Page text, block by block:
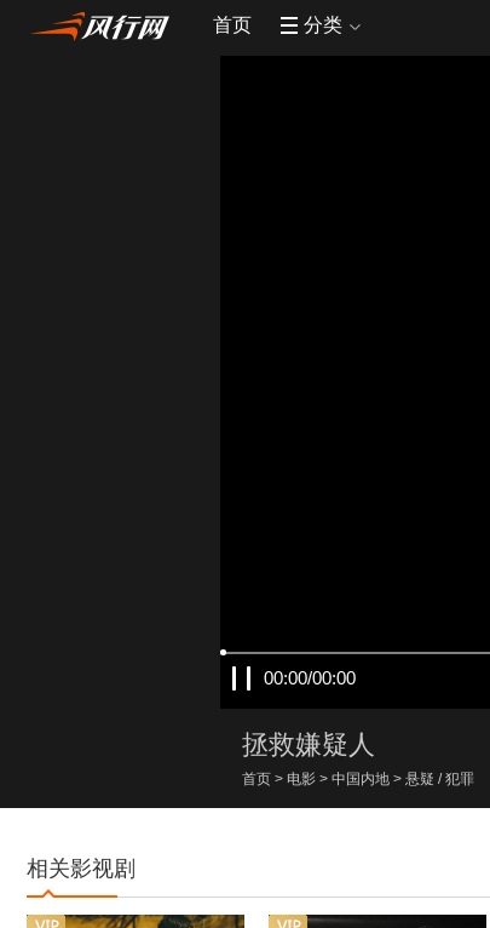
首页 分类
00:00/00:00
拯救嫌疑人
首页 > 电影 > 中国内地 > 悬疑 / 犯罪
相关影视剧